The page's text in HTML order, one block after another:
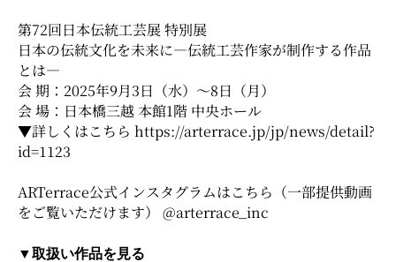
第72回日本伝統工芸展 特別展
日本の伝統文化を未来に―伝統工芸作家が制作する作品
とは―
会 期：2025年9月3日（水）～8日（月）
会 場：日本橋三越 本館1階 中央ホール
▼詳しくはこちら https://arterrace.jp/jp/news/detail?
id=1123
ARTerrace公式インスタグラムはこちら（一部提供動画
をご覧いただけます） @arterrace_inc
▼取扱い作品を見る